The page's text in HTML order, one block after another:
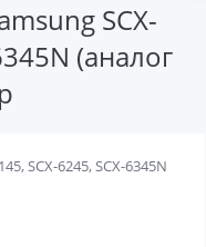
SCX-
(аналог